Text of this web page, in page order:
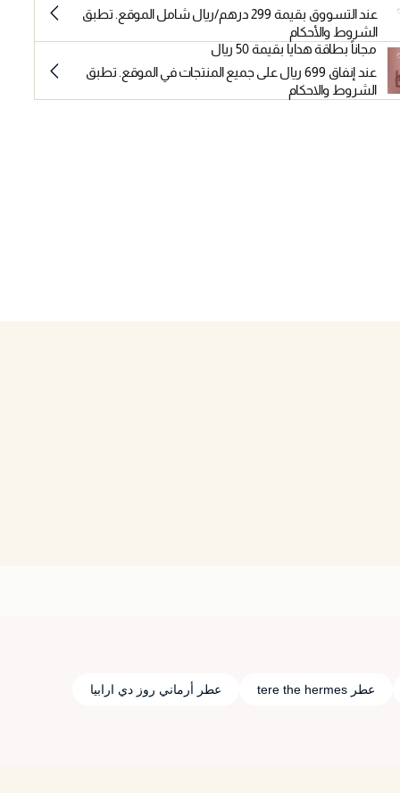
عند التسووق بقيمة 299 درهم/ريال شامل الموقع. تطبق
الشروط والأحكام
مجاناً بطاقة هدايا بقيمة 50 ريال
عند إنفاق 699 ريال على جميع المنتجات في الموقع. تطبق
الشروط والاحكام
عطر tere the hermes عطر أرماني روز دي ارابيا